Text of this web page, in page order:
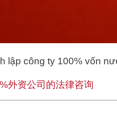
lập công ty 100% vốn
外资公司的法律咨询